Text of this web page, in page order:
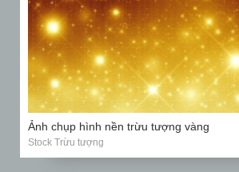
Ảnh chụp hình nền trừu tượng vàng
Stock Trừu tượng